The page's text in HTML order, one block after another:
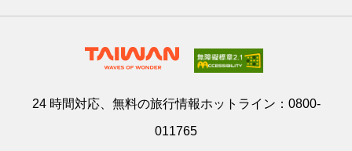
24 時間対応、無料の旅行情報ホットライン： 0800-
011765